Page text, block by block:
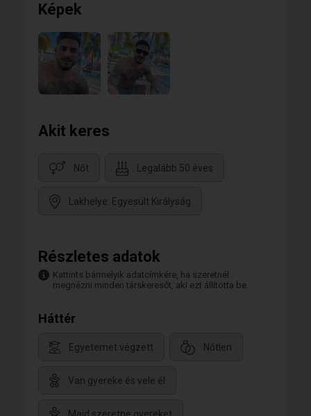
Képek
Akit keres
Nőt Legalább 50 éves
Lakhelye: Egyesült Királyság
Részletes adatok
Kattints bármelyik adatcímkére, ha szeretnél
megnézni minden társkeresőt, aki ezt állította be.
Háttér
Egyetemet végzett Nőtlen
Van gyereke és vele él